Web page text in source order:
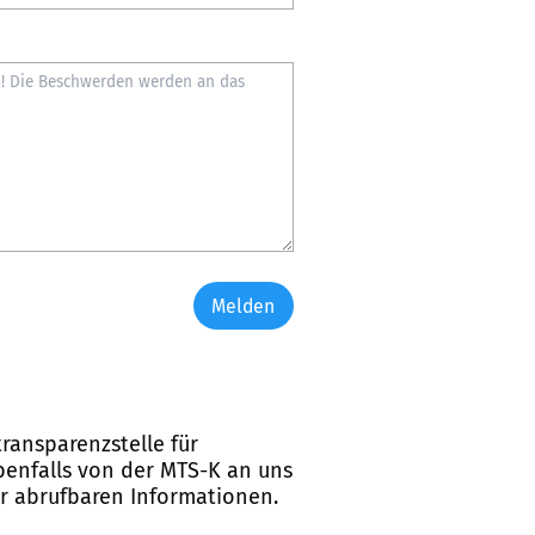
Melden
für
von der MTS-K an uns
abrufbaren Informationen.